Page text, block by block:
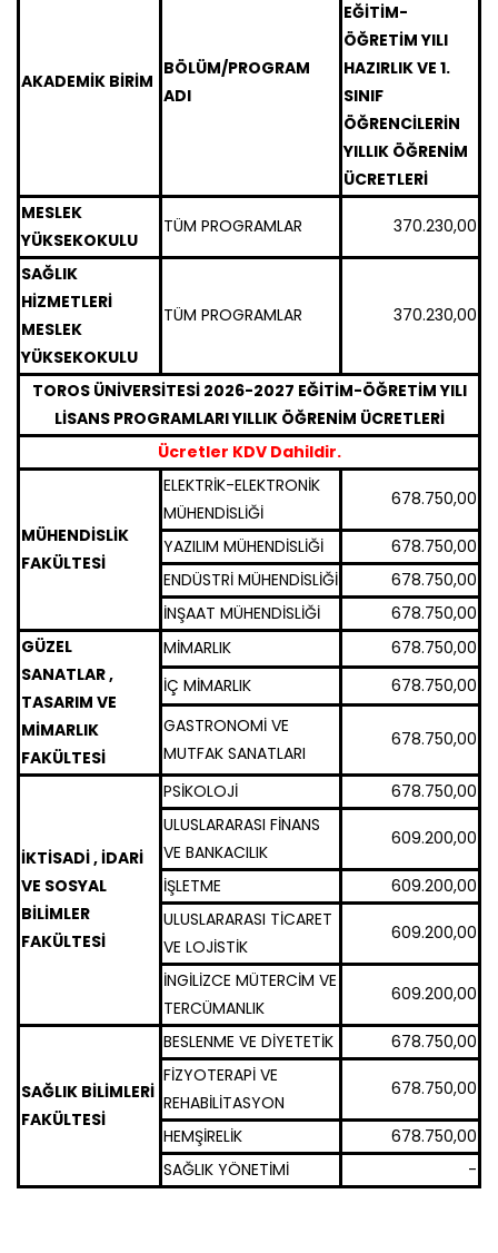
AKADEMİK BİRİM
BÖLÜM/PROGRAM
ADI
EĞİTİM-
ÖĞRETİM YILI
HAZIRLIK VE 1.
SINIF
ÖĞRENCİLERİN
YILLIK ÖĞRENİM
ÜCRETLERİ
MESLEK
YÜKSEKOKULU
TÜM PROGRAMLAR 370.230,00
SAĞLIK
HİZMETLERİ
MESLEK
YÜKSEKOKULU
TÜM PROGRAMLAR 370.230,00
TOROS ÜNİVERSİTESİ 2026-2027 EĞİTİM-ÖĞRETİM YILI
LİSANS PROGRAMLARI YILLIK ÖĞRENİM ÜCRETLERİ
Ücretler KDV Dahildir.
MÜHENDİSLİK
FAKÜLTESİ
ELEKTRİK-ELEKTRONİK
MÜHENDİSLİĞİ
678.750,00
YAZILIM MÜHENDİSLİĞİ
678.750,00
ENDÜSTRİ MÜHENDİSLİĞİ
678.750,00
İNŞAAT MÜHENDİSLİĞİ
678.750,00
GÜZEL
SANATLAR ,
TASARIM VE
MİMARLIK
FAKÜLTESİ
MİMARLIK
678.750,00
İÇ MİMARLIK
678.750,00
GASTRONOMİ VE
MUTFAK SANATLARI
678.750,00
İKTİSADİ , İDARİ
VE SOSYAL
BİLİMLER
FAKÜLTESİ
PSİKOLOJİ
678.750,00
ULUSLARARASI FİNANS
VE BANKACILIK
609.200,00
İŞLETME
609.200,00
ULUSLARARASI TİCARET
VE LOJİSTİK
609.200,00
İNGİLİZCE MÜTERCİM VE
TERCÜMANLIK
609.200,00
SAĞLIK BİLİMLERİ
FAKÜLTESİ
BESLENME VE DİYETETİK
678.750,00
FİZYOTERAPİ VE
REHABİLİTASYON
678.750,00
HEMŞİRELİK
678.750,00
SAĞLIK YÖNETİMİ
-